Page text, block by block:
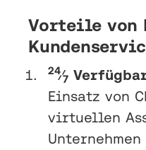
Vorteile von
24⁄7
Einsatz von
virtuellen